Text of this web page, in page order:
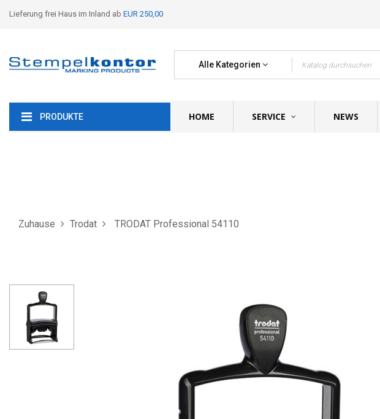
Lieferung frei Haus im Inland ab EUR 250,00
Alle Kategorien
PRODUKTE HOME SERVICE NEWS
Zuhause Trodat TRODAT Professional 54110